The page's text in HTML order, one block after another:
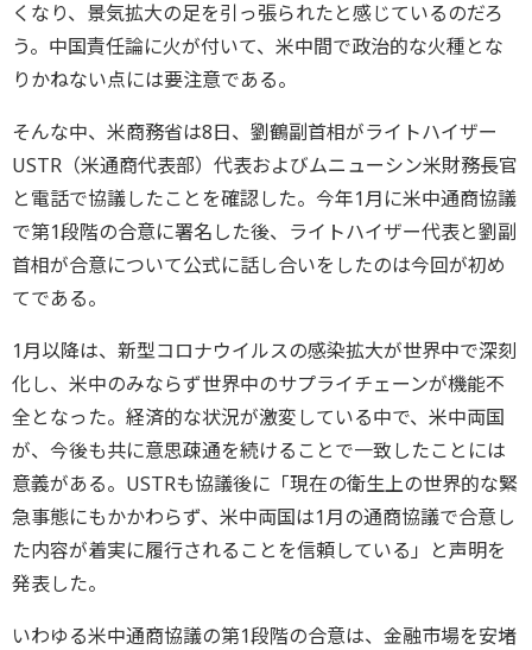
くなり、景気拡大の足を引っ張られたと感じているのだろ
う。中国責任論に火が付いて、米中間で政治的な火種とな
りかねない点には要注意である。
そんな中、米商務省は8日、劉鶴副首相がライトハイザー
USTR（米通商代表部）代表およびムニューシン米財務長官
と電話で協議したことを確認した。今年1月に米中通商協議
で第1段階の合意に署名した後、ライトハイザー代表と劉副
首相が合意について公式に話し合いをしたのは今回が初め
てである。
1月以降は、新型コロナウイルスの感染拡大が世界中で深刻
化し、米中のみならず世界中のサプライチェーンが機能不
全となった。経済的な状況が激変している中で、米中両国
が、今後も共に意思疎通を続けることで一致したことには
意義がある。USTRも協議後に「現在の衛生上の世界的な緊
急事態にもかかわらず、米中両国は1月の通商協議で合意し
た内容が着実に履行されることを信頼している」と声明を
発表した。
いわゆる米中通商協議の第1段階の合意は、金融市場を安堵